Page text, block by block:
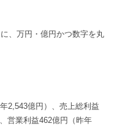
、万円・億円かつ数字を丸
2,543億円）、売上総利益
営業利益462億円（昨年